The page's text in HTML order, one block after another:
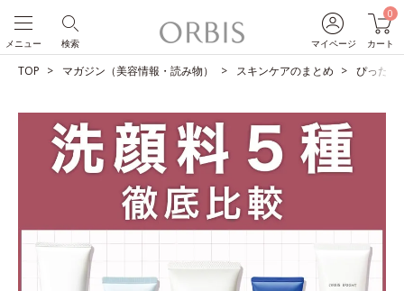
マイページ
0
カート
検索
メニュー
TOP マガジン（美容情報・読み物） スキンケアのまとめ ぴったり